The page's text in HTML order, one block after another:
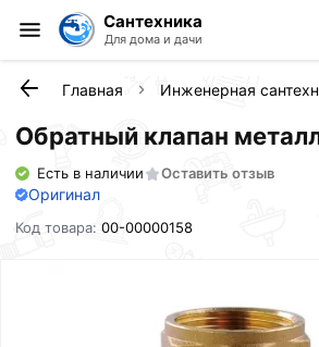
Сантехника
Для дома и дачи
Главная Инженерная
Обратный клапан
Есть в наличии Оставить отзыв
Оригинал
Код товара:00-00000158